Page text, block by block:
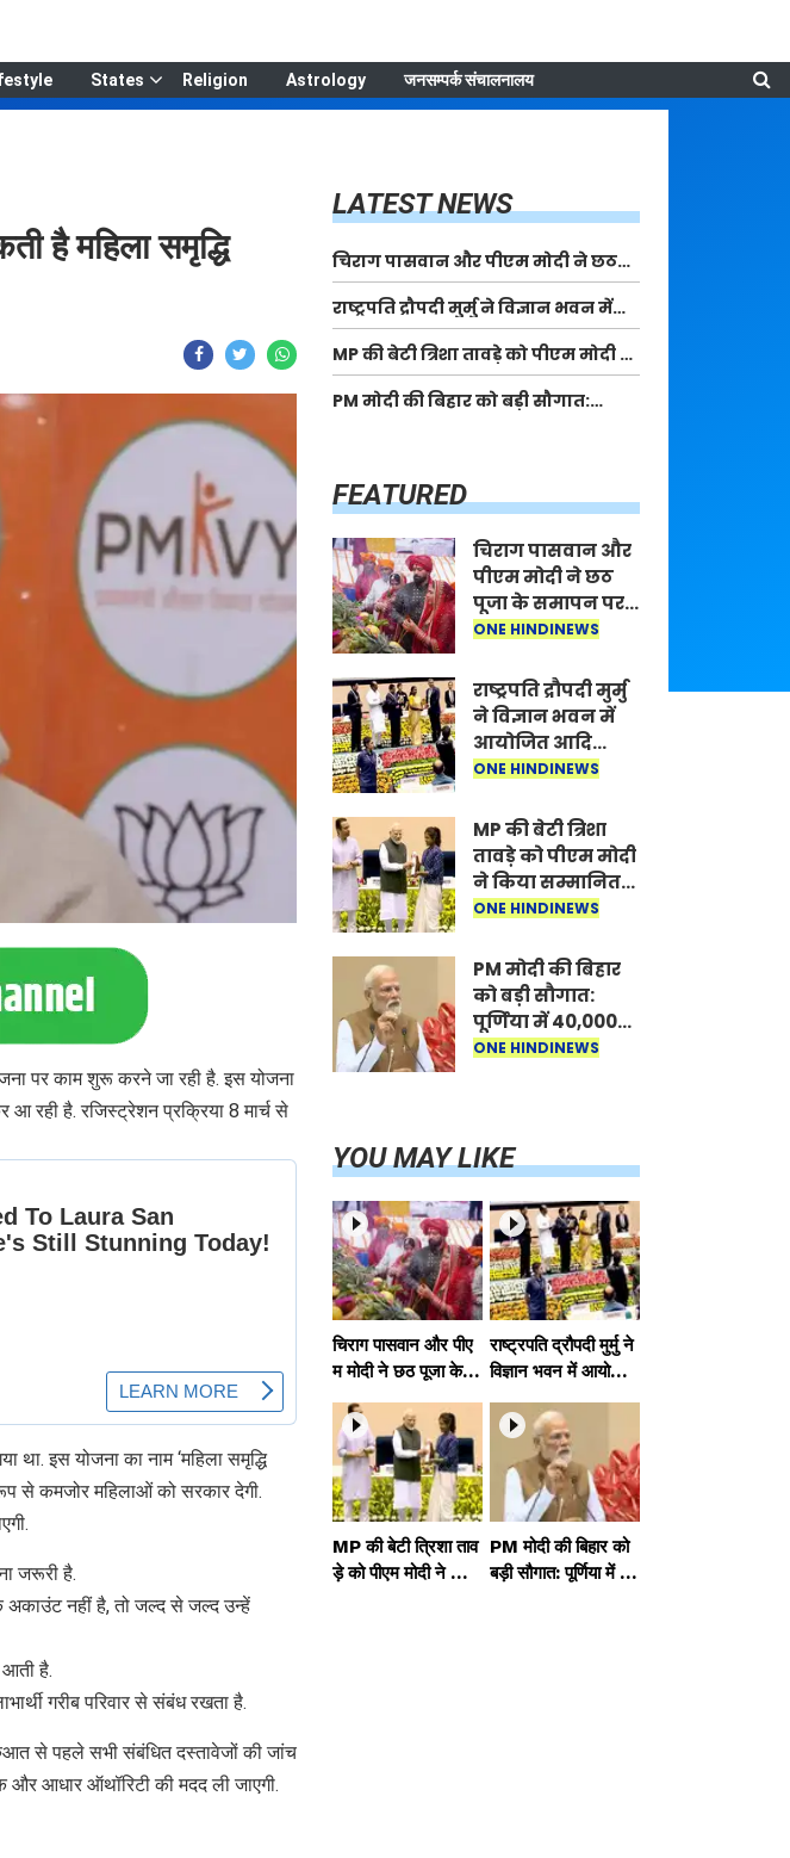
States Religion Astrology जनसम्पर्क संचालनालय
है महिला समृद्धि
पर काम शुरू करने जा रही है. इस योजना
रही है. रजिस्ट्रेशन प्रक्रिया 8 मार्च से
था. इस योजना का नाम ‘महिला समृद्धि
से कमजोर महिलाओं को सरकार देगी.
जरूरी है.
अकाउंट नहीं है, तो जल्द से जल्द उन्हें
आती है.
गरीब परिवार से संबंध रखता है.
से पहले सभी संबंधित दस्तावेजों की जांच
और आधार ऑथॉरिटी की मदद ली जाएगी.
LATEST NEWS
चिराग पासवान और पीएम मोदी ने छठ
पूजा के समापन पर देशवासियों को दी
शुभकामनाएं, छठी मैया से देश की समृद्धि
की कामना की
राष्ट्रपति द्रौपदी मुर्मु ने विज्ञान भवन में
आयोजित आदि कर्मयोगी अभियान पर
राष्ट्रीय कॉन्क्लेव में मध्यप्रदेश को
सम्मानित किया
MP की बेटी त्रिशा तावड़े को पीएम मोदी ने
किया सम्मानित, राष्ट्रीय स्तर पर लहराया
कौशल विकास का परचम
PM मोदी की बिहार को बड़ी सौगात:
FEATURED
चिराग पासवान और
पीएम मोदी ने छठ
पूजा के समापन पर
देशवासियों को दी
मैया से देश की
समृद्धि की
कामना की
ONE HINDINEWS
राष्ट्रपति द्रौपदी मुर्मु
ने विज्ञान भवन में
आयोजित आदि
कर्मयोगी अभियान
में मध्यप्रदेश को
सम्मानित किया
ONE HINDINEWS
MP की बेटी त्रिशा
तावड़े को पीएम मोदी
ने किया सम्मानित,
राष्ट्रीय स्तर पर
विकास का परचम
ONE HINDINEWS
PM मोदी की बिहार
को बड़ी सौगात:
पूर्णिया में 40,000
करोड़ की विकास
का नया युग शुरू
ONE HINDINEWS
YOU MAY LIKE
चिराग पासवान और पीए
म मोदी ने छठ पूजा के स
मापन पर देशवासियों को
दी शुभकामनाएं, छठी
मैया से देश की समृद्धि की
कामना की
राष्ट्रपति द्रौपदी मुर्मु ने
विज्ञान भवन में आयोजित
आदि कर्मयोगी अभियान
पर राष्ट्रीय कॉन्क्लेव में
मध्यप्रदेश को सम्मानित
किया
MP की बेटी त्रिशा ताव
ड़े को पीएम मोदी ने किया
PM मोदी की बिहार को
बड़ी सौगात: पूर्णिया में 4